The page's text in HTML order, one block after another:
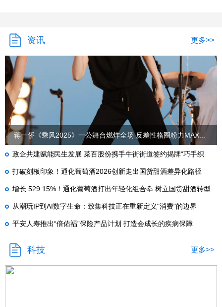
资讯 更多>>
蒋一侨《乘风2025》一公舞台燃炸全场 反差性格圈粉力MAX...
政企共建赋能民生发展 菜百股份携手牛街街道签约揭牌“巧手织
梦”公益示范基地
打破刻板印象！通化葡萄酒2026创新走出国货甜酒差异化路径
增长 529.15%！通化葡萄酒打出年轻化组合拳 树立国货甜酒转型
新范本
从潮玩IP到AI数字生命：致集科技正在重新定义"消费"的边界
平安人寿推出“倍佑福”保险产品计划 打造会成长的疾病保障
科技 更多>>